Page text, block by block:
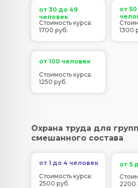
от 30 до 49
человек
от
от 100 человек
Стоимость курса:
1700 руб.
1300
Стоимость курса:
1250 руб.
Охрана труда для групп
смешанного состава
от 1 до 4 человек
Стоимость курса:
2500 руб.
от 5
2200